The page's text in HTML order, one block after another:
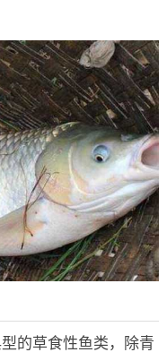
的草食性鱼类，除青